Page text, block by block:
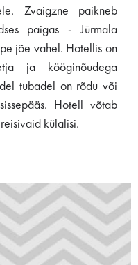
Zvaigzne paikneb
paigas - Jūrmala
jõe vahel. Hotellis on
ja kööginõudega
tubadel on rõdu või
Hotell võtab
külalisi.